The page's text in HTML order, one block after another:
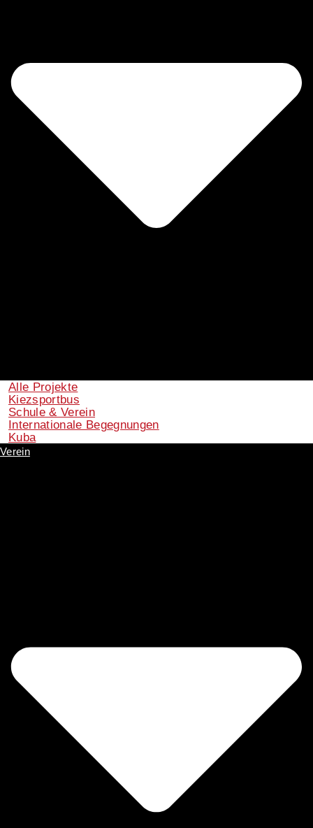
Alle Projekte
Kiezsportbus
Schule & Verein
Internationale Begegnungen
Kuba
Verein